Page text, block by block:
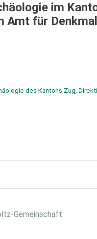
im
Amt für
des Kantons Zug,
Gemeinschaft